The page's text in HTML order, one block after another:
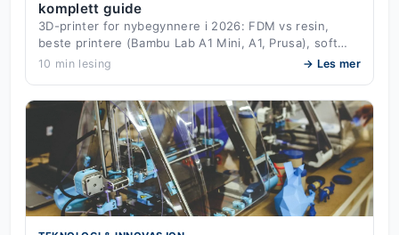
komplett guide
3D-printer for nybegynnere i 2026: FDM vs resin,
beste printere (Bambu Lab A1 Mini, A1, Prusa), soft…
10 min lesing → Les mer